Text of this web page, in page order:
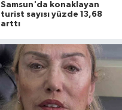
Samsun'da konaklayan
turist sayısı yüzde 13,68
arttı